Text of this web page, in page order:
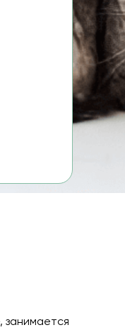
занимается